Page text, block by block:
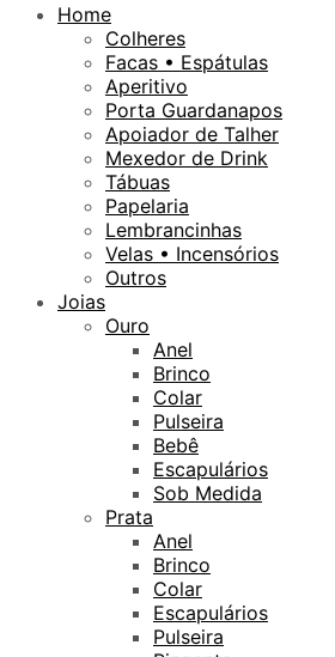
Home
Colheres
Facas • Espátulas
Aperitivo
Porta Guardanapos
Apoiador de Talher
Mexedor de Drink
Tábuas
Papelaria
Lembrancinhas
Velas • Incensórios
Outros
Joias
Ouro
Anel
Brinco
Colar
Pulseira
Bebê
Escapulários
Sob Medida
Prata
Anel
Brinco
Colar
Escapulários
Pulseira